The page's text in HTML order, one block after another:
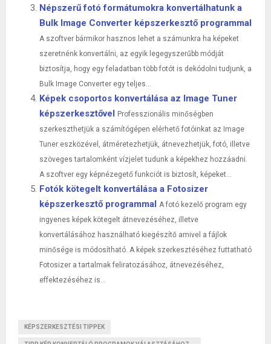
Népszerű fotó formátumokra konvertálhatunk a
Bulk Image Converter képszerkesztő programmal
A szoftver bármikor hasznos lehet a számunkra ha képeket
szeretnénk konvertálni, az egyik legegyszerűbb módját
biztosítja, hogy egy feladatban több fotót is dekódolni tudjunk, a
Bulk Image Converter egy teljes...
Képek csoportos konvertálása az Image Tuner
képszerkesztővel Professzionális minőségben
szerkeszthetjük a számítógépen elérhető fotóinkat az Image
Tuner eszközével, átméretezhetjük, átnevezhetjük, fotó, illetve
szöveges tartalomként vízjelet tudunk a képekhez hozzáadni.
A szoftver egy képnézegető funkciót is biztosít, képeket...
Fotók kötegelt konvertálása a Fotosizer
képszerkesztő programmal A fotó kezelő program egy
ingyenes képek kötegelt átnevezéséhez, illetve
konvertálásához használható kiegészítő amivel a fájlok
minősége is módosítható. A képek szerkesztéséhez futtatható
Fotosizer a tartalmak feliratozásához, átnevezéséhez,
effektezéséhez is...
KÉPSZERKESZTÉSI TIPPEK